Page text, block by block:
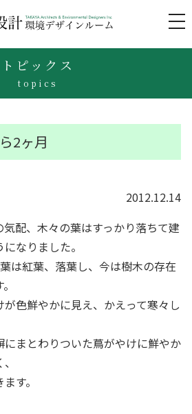
トピックス
topics
2ヶ月
2012.12.14
配、木々の葉はすっかり落ちて建
なりました。
は紅葉、落葉し、今は樹木の存在
色鮮やかに見え、かえって寒々し
まとわりついた蔦がやけに鮮やか
す。